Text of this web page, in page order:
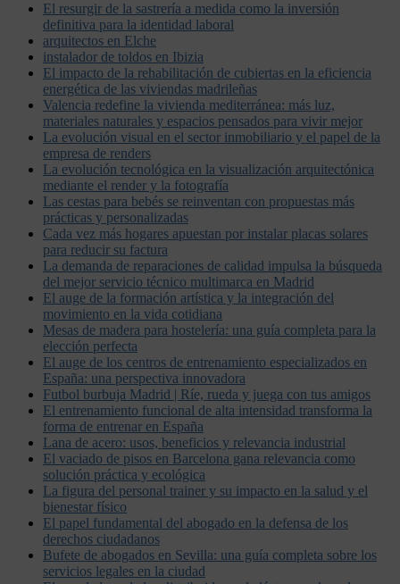
El resurgir de la sastrería a medida como la inversión
definitiva para la identidad laboral
arquitectos en Elche
instalador de toldos en Ibizia
El impacto de la rehabilitación de cubiertas en la eficiencia
energética de las viviendas madrileñas
Valencia redefine la vivienda mediterránea: más luz,
materiales naturales y espacios pensados para vivir mejor
La evolución visual en el sector inmobiliario y el papel de la
empresa de renders
La evolución tecnológica en la visualización arquitectónica
mediante el render y la fotografía
Las cestas para bebés se reinventan con propuestas más
prácticas y personalizadas
Cada vez más hogares apuestan por instalar placas solares
para reducir su factura
La demanda de reparaciones de calidad impulsa la búsqueda
del mejor servicio técnico multimarca en Madrid
El auge de la formación artística y la integración del
movimiento en la vida cotidiana
Mesas de madera para hostelería: una guía completa para la
elección perfecta
El auge de los centros de entrenamiento especializados en
España: una perspectiva innovadora
Futbol burbuja Madrid | Ríe, rueda y juega con tus amigos
El entrenamiento funcional de alta intensidad transforma la
forma de entrenar en España
Lana de acero: usos, beneficios y relevancia industrial
El vaciado de pisos en Barcelona gana relevancia como
solución práctica y ecológica
La figura del personal trainer y su impacto en la salud y el
bienestar físico
El papel fundamental del abogado en la defensa de los
derechos ciudadanos
Bufete de abogados en Sevilla: una guía completa sobre los
servicios legales en la ciudad